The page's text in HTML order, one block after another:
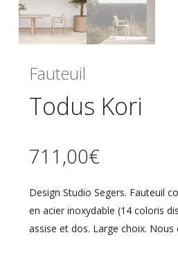
Fauteuil
Todus Kori
711,00€
Design Studio Segers. Fauteuil
en acier inoxydable (14 coloris
assise et dos. Large choix. Nous